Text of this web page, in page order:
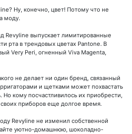
Ну, конечно, цвет! Потому что не
моду.
Revyline выпускает лимитированные
рта в трендовых цветах Pantone. В
Very Peri, огненный Viva Magenta,
не делает ни один бренд, связанный
и щетками может похвастать
кому посчастливилось их приобрести,
приборов еще долгое время.
Revyline не изменил собственной
уютно-домашнюю, шоколадно-